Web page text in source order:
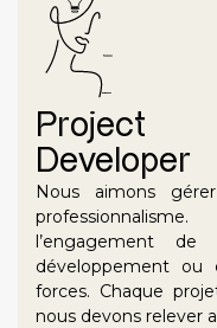
Project
Developer
Nous aimons
l’engagement
développement
forces. Chaque
nous devons relever